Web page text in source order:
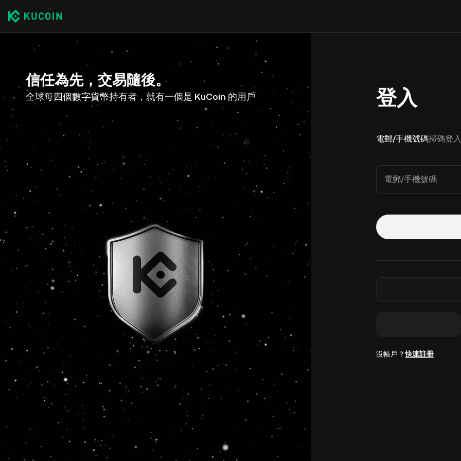
信任為先，交易隨後。
全球每四個數字貨幣持有者，就有一個是 KuCoin 的用戶 登入
電郵/手機號碼掃碼登入
電郵/手機號碼
沒帳戶？快速註冊